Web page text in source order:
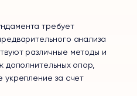
требует
анализа
различные методы и
дополнительных опор,
укрепление за счет